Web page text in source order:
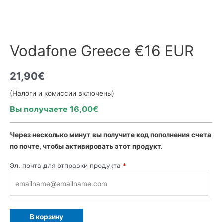
Vodafone Greece €16 EUR
21,90€
(Налоги и комиссии включены)
Вы получаете 16,00€
Через несколько минут вы получите код пополнения счета
по почте, чтобы активировать этот продукт.
Эл. почта для отправки продукта *
В корзину